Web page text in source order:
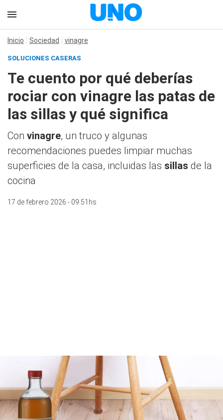
Inicio Sociedad vinagre
SOLUCIONES CASERAS
Te cuento por qué deberías
rociar con vinagre las patas de
las sillas y qué significa
Con vinagre, un truco y algunas
recomendaciones puedes limpiar muchas
superficies de la casa, incluidas las sillas de la
cocina
17 de febrero 2026 - 09:51hs